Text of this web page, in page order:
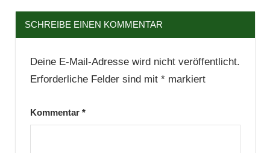
SCHREIBE EINEN KOMMENTAR
Deine E-Mail-Adresse wird nicht veröffentlicht.
Erforderliche Felder sind mit *markiert
Kommentar *